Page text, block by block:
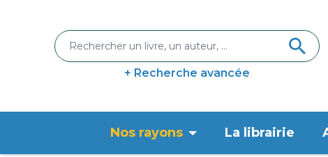
+ Recherche avancée
Nos rayons La librairie